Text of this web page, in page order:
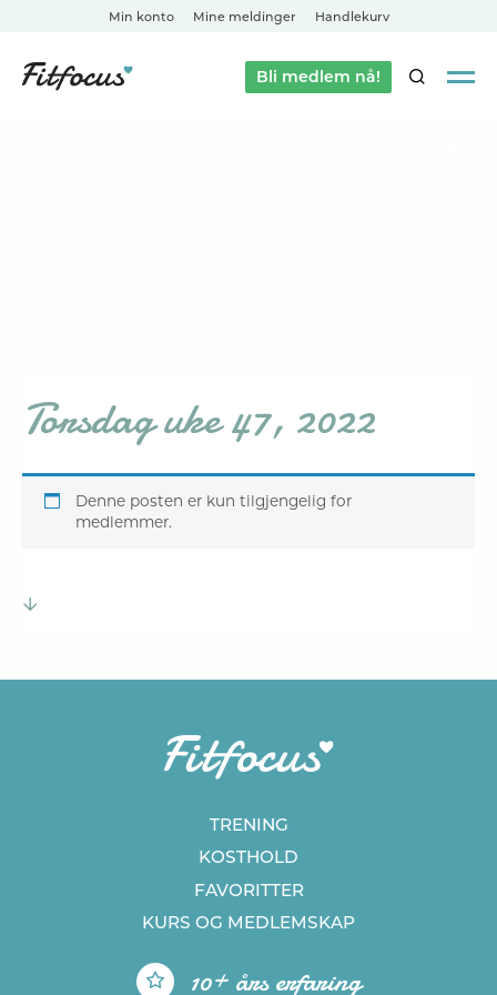
Min konto Mine meldinger Handlekurv
Bli medlem nå!SØK
Torsdag uke 47, 2022
Denne posten er kun tilgjengelig for
medlemmer.
TRENING
KOSTHOLD
FAVORITTER
KURS OG MEDLEMSKAP
10+ års erfaring